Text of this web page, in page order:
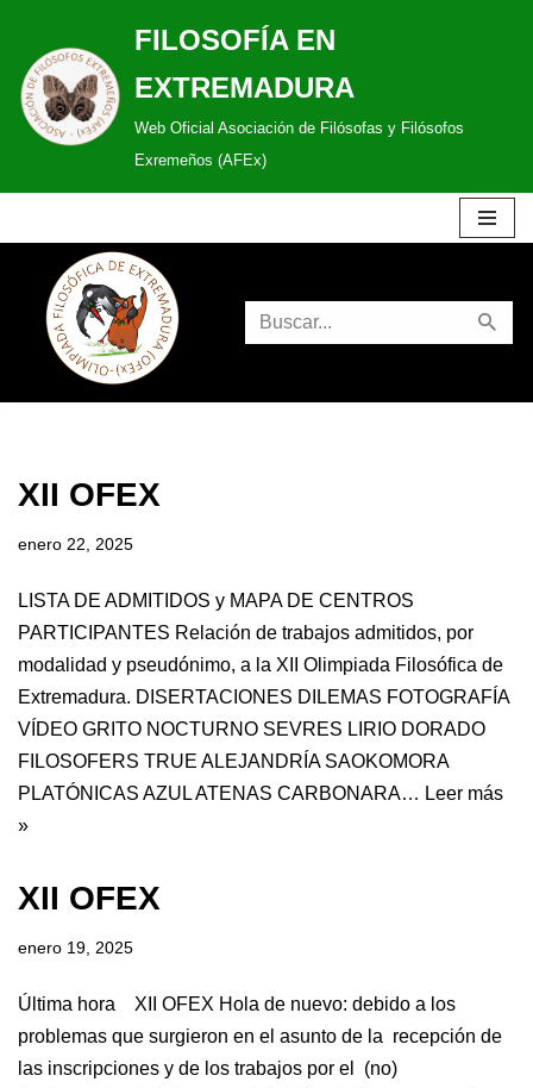
Saltar
al
contenido
FILOSOFÍA EN
EXTREMADURA
Web Oficial Asociación de Filósofas y Filósofos
Exremeños (AFEx)
XII OFEX
enero 22, 2025
LISTA DE ADMITIDOS y MAPA DE CENTROS
PARTICIPANTES Relación de trabajos admitidos, por
modalidad y pseudónimo, a la XII Olimpiada Filosófica de
Extremadura. DISERTACIONES DILEMAS FOTOGRAFÍA
VÍDEO GRITO NOCTURNO SEVRES LIRIO DORADO
FILOSOFERS TRUE ALEJANDRÍA SAOKOMORA
PLATÓNICAS AZUL ATENAS CARBONARA… Leer más
»
XII OFEX
enero 19, 2025
Última hora XII OFEX Hola de nuevo: debido a los
problemas que surgieron en el asunto de la recepción de
las inscripciones y de los trabajos por el (no)